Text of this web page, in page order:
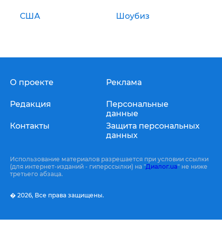
США Шоубиз
О проекте
Редакция
Контакты
Реклама
Персональные
данные
Защита персональных
данных
Использование материалов разрешается при условии ссылки
(для интернет-изданий - гиперссылки) на "Диалог.ua" не ниже
третьего абзаца.
� 2026, Все права защищены.